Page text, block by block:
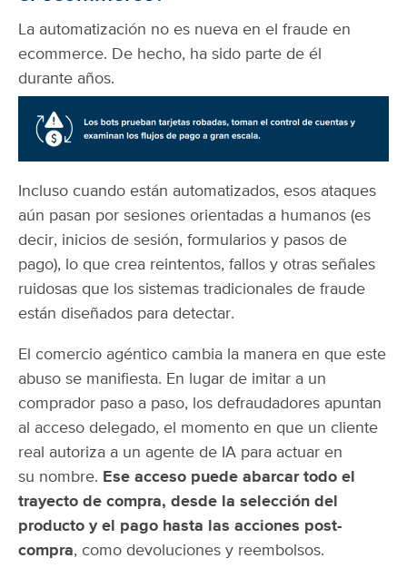
La automatización no es nueva en el fraude en
ecommerce. De hecho, ha sido parte de él
durante años.
Incluso cuando están automatizados, esos ataques
aún pasan por sesiones orientadas a humanos (es
decir, inicios de sesión, formularios y pasos de
pago), lo que crea reintentos, fallos y otras señales
ruidosas que los sistemas tradicionales de fraude
están diseñados para detectar.
El comercio agéntico cambia la manera en que este
abuso se manifiesta. En lugar de imitar a un
comprador paso a paso, los defraudadores apuntan
al acceso delegado, el momento en que un cliente
real autoriza a un agente de IA para actuar en
su nombre. Ese acceso puede abarcar todo el
trayecto de compra, desde la selección del
producto y el pago hasta las acciones post-
compra, como devoluciones y reembolsos.